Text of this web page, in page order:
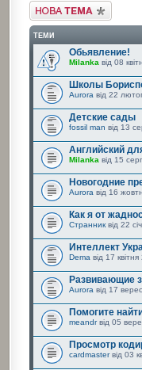
Створити нову тему
ТЕМИ
Обьявление!
Milanka від 08
Школы
Aurora від 22
Детские сады
fossil man від 13
Английский
Milanka від 15
Новогодние
Aurora від 16
Как я от
Странниквід 22
Интеллект
Dema від 17
Развивающие
Aurora від 17
Помогите
meandrвід 05
Просмотр
cardmasterвід 03